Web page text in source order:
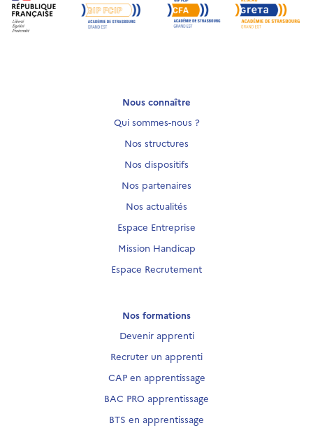
Nous connaître
Qui sommes-nous ?
Nos structures
Nos dispositifs
Nos partenaires
Nos actualités
Espace Entreprise
Mission Handicap
Espace Recrutement
Nos formations
Devenir apprenti
Recruter un apprenti
CAP en apprentissage
BAC PRO apprentissage
BTS en apprentissage